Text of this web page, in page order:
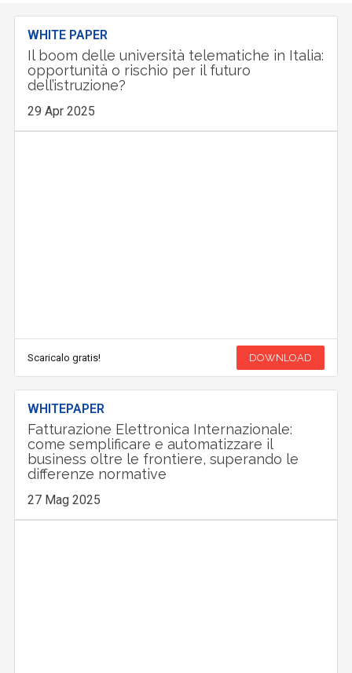
WHITE PAPER
Il boom delle università telematiche in Italia:
opportunità o rischio per il futuro
dell’istruzione?
29 Apr 2025
Scaricalo gratis! DOWNLOAD
WHITEPAPER
Fatturazione Elettronica Internazionale:
come semplificare e automatizzare il
business oltre le frontiere, superando le
differenze normative
27 Mag 2025